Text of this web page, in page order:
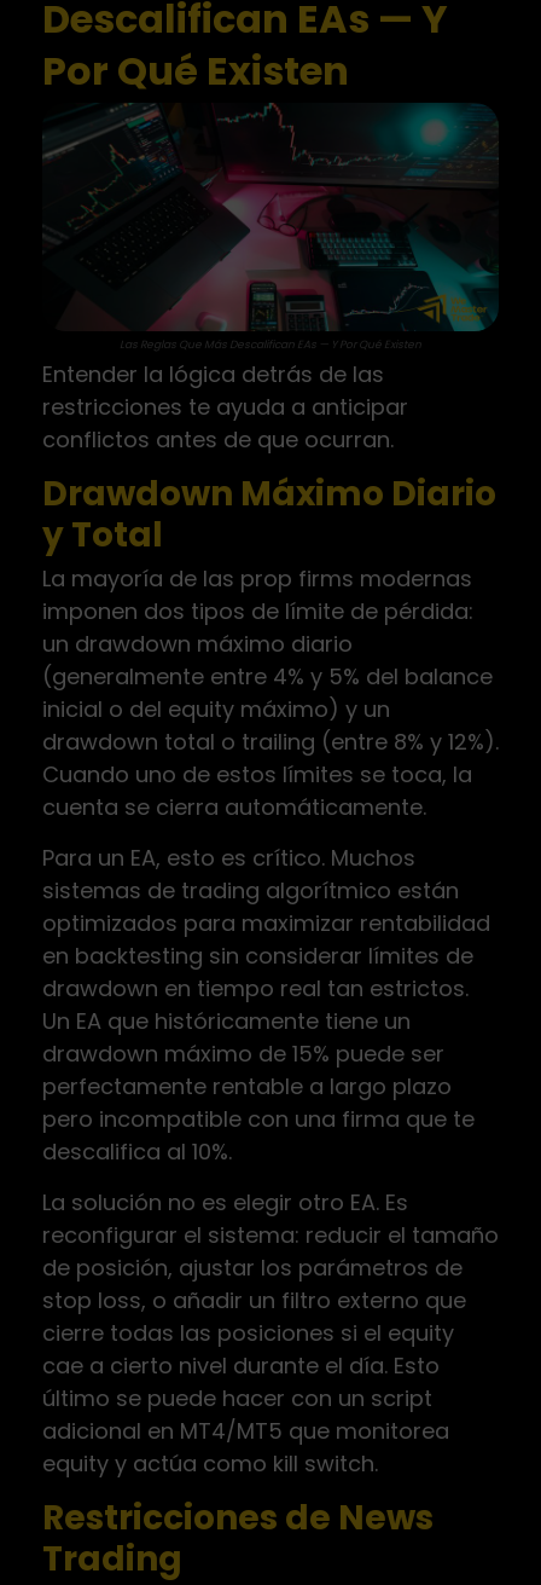
Descalifican EAs — Y
Por Qué Existen
Las Reglas Que Más Descalifican EAs — Y Por Qué Existen
Entender la lógica detrás de las
restricciones te ayuda a anticipar
conflictos antes de que ocurran.
Drawdown Máximo Diario
y Total
La mayoría de las prop firms modernas
imponen dos tipos de límite de pérdida:
un drawdown máximo diario
(generalmente entre 4% y 5% del balance
inicial o del equity máximo) y un
drawdown total o trailing (entre 8% y 12%).
Cuando uno de estos límites se toca, la
cuenta se cierra automáticamente.
Para un EA, esto es crítico. Muchos
sistemas de trading algorítmico están
optimizados para maximizar rentabilidad
en backtesting sin considerar límites de
drawdown en tiempo real tan estrictos.
Un EA que históricamente tiene un
drawdown máximo de 15% puede ser
perfectamente rentable a largo plazo
pero incompatible con una firma que te
descalifica al 10%.
La solución no es elegir otro EA. Es
reconfigurar el sistema: reducir el tamaño
de posición, ajustar los parámetros de
stop loss, o añadir un filtro externo que
cierre todas las posiciones si el equity
cae a cierto nivel durante el día. Esto
último se puede hacer con un script
adicional en MT4/MT5 que monitorea
equity y actúa como kill switch.
Restricciones de News
Trading